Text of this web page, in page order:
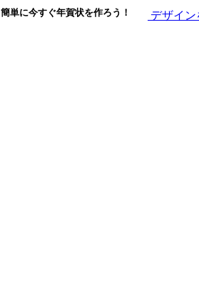
簡単に今すぐ年賀状を作ろう！ デザイ